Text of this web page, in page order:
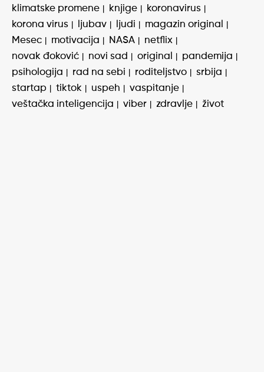
klimatske promene
knjige
koronavirus
korona virus
ljubav ljudi
magazin original
Mesec
motivacija NASA
netflix
novak đoković
novi sad original
pandemija
psihologija
rad na sebi roditeljstvo
srbija
startap
tiktok uspeh
vaspitanje
veštačka inteligencija
viber zdravlje život